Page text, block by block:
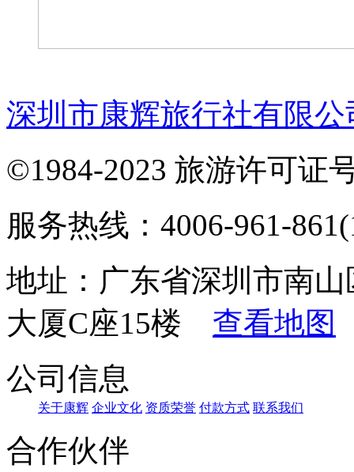
深圳市康辉旅行社有限
©1984-2023 旅游许可证
服务热线：4006-961-
地址：广东省深圳市南
大厦C座15楼 查看地图
公司信息
关于康辉 企业文化 资质荣誉 付款方式 联系我们
合作伙伴